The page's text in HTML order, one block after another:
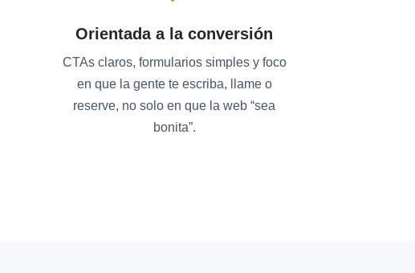
Orientada a la conversión
CTAs claros, formularios simples y foco
en que la gente te escriba, llame o
reserve, no solo en que la web “sea
bonita”.